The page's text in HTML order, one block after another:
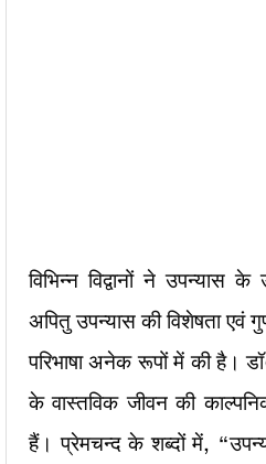
विभिन्न विद्वानों ने
अपितु उपन्यास की विशेषता एवं
परिभाषा अनेक रूपों में की है।
के वास्तविक जीवन की
हैं। प्रेमचन्द के शब्दों में,